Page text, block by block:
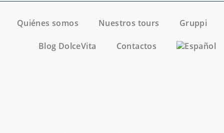
Quiénes somos Nuestros tours Gruppi
Blog DolceVita Contactos